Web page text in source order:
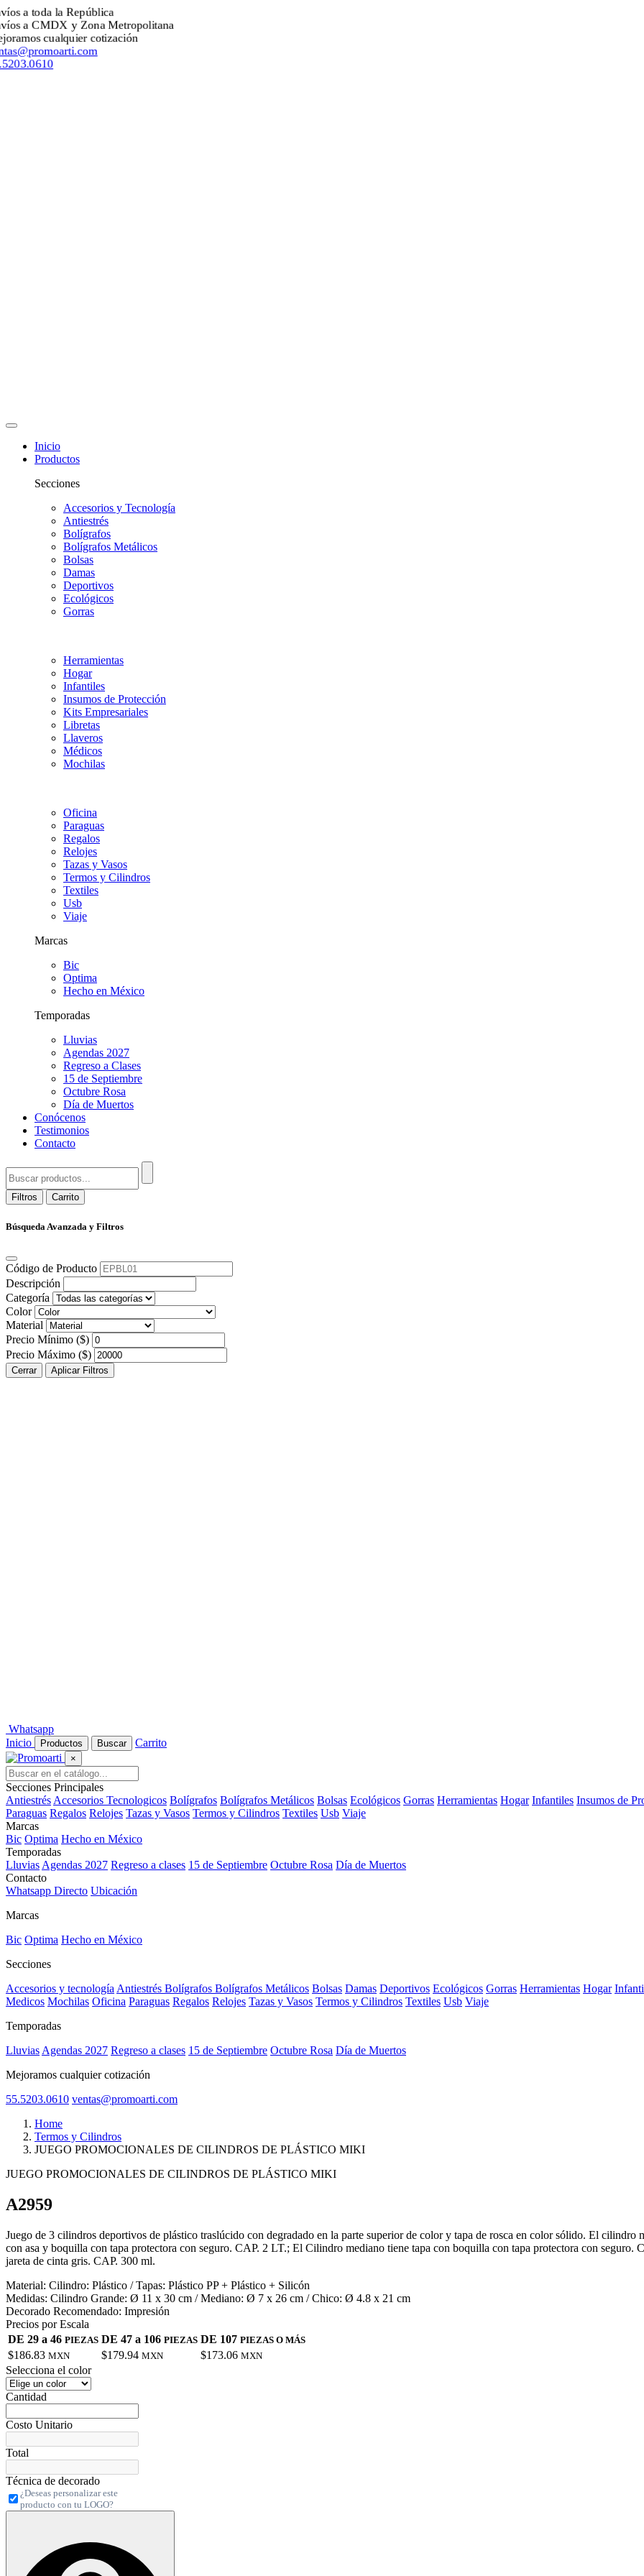
a toda la República
a CMDX y Zona Metropolitana
cualquier cotización
Inicio
Productos
Secciones
Accesorios y Tecnología
Antiestrés
Bolígrafos
Bolígrafos Metálicos
Bolsas
Damas
Deportivos
Ecológicos
Gorras
Herramientas
Hogar
Infantiles
Insumos de Protección
Kits Empresariales
Libretas
Llaveros
Médicos
Mochilas
Oficina
Paraguas
Regalos
Relojes
Tazas y Vasos
Termos y Cilindros
Textiles
Usb
Viaje
Marcas
Bic
Optima
Hecho en México
Temporadas
Lluvias
Agendas 2027
Regreso a Clases
15 de Septiembre
Octubre Rosa
Día de Muertos
Conócenos
Testimonios
Contacto
Filtros Carrito
Búsqueda Avanzada y Filtros
Código de Producto
Descripción
Categoría
Color
Material
Precio Mínimo ($)
Precio Máximo ($)
Cerrar Aplicar Filtros
Whatsapp
Inicio
Productos Buscar Carrito
×
Secciones Principales
Antiestrés Accesorios Tecnologicos Bolígrafos Bolígrafos Metálicos Bolsas Ecológicos Gorras Herramientas Hogar Infantiles Insumos de
Paraguas Regalos Relojes Tazas y Vasos Termos y Cilindros Textiles Usb Viaje
Marcas
Bic Optima Hecho en México
Temporadas
Lluvias Agendas 2027 Regreso a clases 15 de Septiembre Octubre Rosa Día de Muertos
Contacto
Whatsapp Directo Ubicación
Marcas
Bic Optima Hecho en México
Secciones
Accesorios y tecnología Antiestrés Bolígrafos Bolígrafos Metálicos Bolsas Damas Deportivos Ecológicos Gorras Herramientas Hogar
Medicos Mochilas Oficina Paraguas Regalos Relojes Tazas y Vasos Termos y Cilindros Textiles Usb Viaje
Temporadas
Lluvias Agendas 2027 Regreso a clases 15 de Septiembre Octubre Rosa Día de Muertos
Mejoramos cualquier cotización
55.5203.0610 ventas@promoarti.com
Home
Termos y Cilindros
JUEGO PROMOCIONALES DE CILINDROS DE PLÁSTICO MIKI
JUEGO PROMOCIONALES DE CILINDROS DE PLÁSTICO MIKI
A2959
Juego de 3 cilindros deportivos de plástico traslúcido con degradado en la parte superior de color y tapa de rosca en color sólido. El cilindro
con asa y boquilla con tapa protectora con seguro. CAP. 2 LT.; El Cilindro mediano tiene tapa con boquilla con tapa protectora con seguro.
jareta de cinta gris. CAP. 300 ml.
Material: Cilindro: Plástico / Tapas: Plástico PP + Plástico + Silicón
Medidas: Cilindro Grande: Ø 11 x 30 cm / Mediano: Ø 7 x 26 cm / Chico: Ø 4.8 x 21 cm
Decorado Recomendado: Impresión
Precios por Escala
DE 29 a 46 PIEZAS DE 47 a 106 PIEZAS DE 107 PIEZAS O MÁS
$186.83 MXN $179.94 MXN $173.06 MXN
Selecciona el color
Cantidad
Costo Unitario
Total
Técnica de decorado
¿Deseas personalizar este
producto con tu LOGO?